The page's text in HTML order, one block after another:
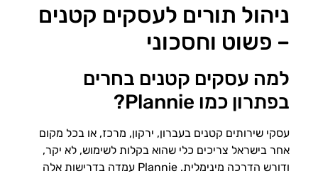
ניהול תורים לעסקים קטנים
– פשוט וחסכוני
למה עסקים קטנים בחרים
בפתרון כמו Plannie?
עסקי שירותים קטנים בעברון, ירקון, מרכז, או בכל מקום
אחר בישראל צריכים כלי שהוא בקלות לשימוש, לא יקר,
ודורש הדרכה מינימלית. Plannie עמדה בדרישות אלה